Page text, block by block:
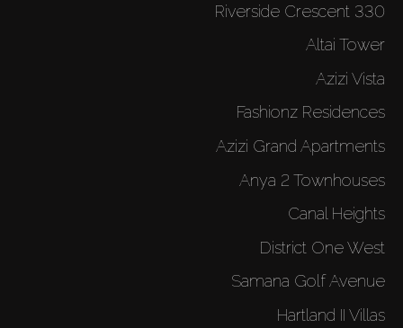
330 Riverside Crescent
Altai Tower
Azizi Vista
Fashionz Residences
Azizi Grand Apartments
Anya 2 Townhouses
Canal Heights
District One West
Samana Golf Avenue
Hartland II Villas